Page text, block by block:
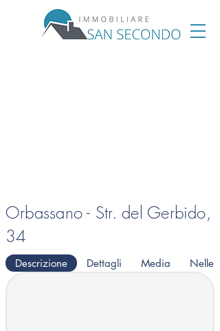
Orbassano - Str. del Gerbido,
34
Descrizione Dettagli Media Nelle